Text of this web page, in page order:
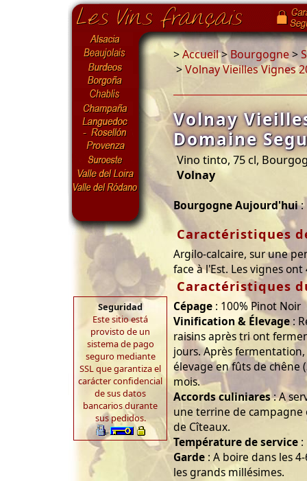
Seguridad
Este sitio está
provisto de un
sistema de pago
seguro mediante
SSL que garantiza el
carácter confidencial
de sus datos
bancarios durante
sus pedidos.
>Accueil>Bourgogne>
>Volnay Vieilles Vignes
Volnay
Domaine
Vino tinto, 75 cl,
Volnay
Bourgogne Aujourd'hui:
Caractéristiques
Argilo-calcaire, sur une
face à l'Est. Les vignes
Caractéristiques
Cépage : 100% Pinot Noir
Vinification & Élevage :
raisins après tri ont
jours. Après
élevage en fûts de chêne
mois.
Accords culiniares: A
une terrine de
de Cîteaux.
Température de service :
Garde : A boire dans les
les grands millésimes.